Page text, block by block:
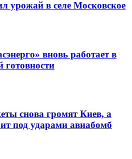
урожай в селе Московское
вновь работает в
снова громят Киев, а
под ударами авиабомб